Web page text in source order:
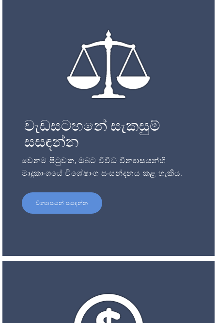
වැඩසටහනේ සැකසුම්
සසඳන්න
වෙනම පිටුවක, ඔබට විවිධ වින්‍යාසයන්හි
මෘදුකාංගයේ විශේෂාංග සංසන්දනය කළ හැකිය.
වින්‍යාසයන් සසඳන්න